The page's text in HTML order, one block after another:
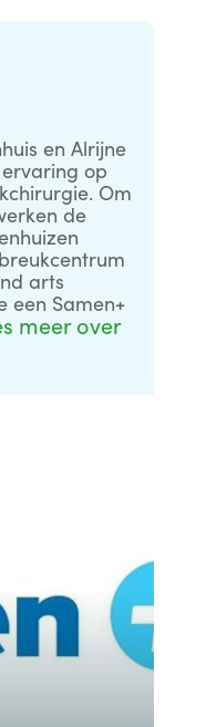
en Alrijne
op
Om
de
arts
een Samen+
meer over